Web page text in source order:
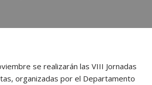
se realizarán las VIII Jornadas
organizadas por el Departamento